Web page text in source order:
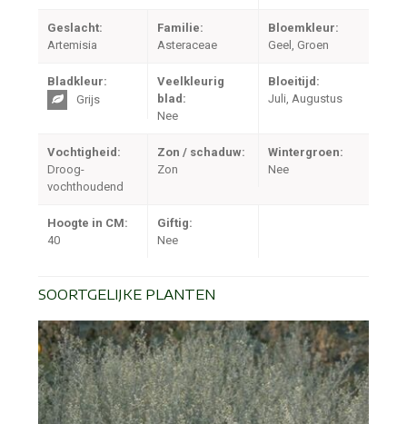
Geslacht:
Artemisia
Familie:
Asteraceae
Bloemkleur:
Geel, Groen
Bladkleur:
Grijs
Veelkleurig
blad:
Nee
Bloeitijd:
Juli, Augustus
Vochtigheid:
Droog-
vochthoudend
Zon / schaduw:
Zon
Wintergroen:
Nee
Hoogte in CM:
40
Giftig:
Nee
SOORTGELIJKE PLANTEN